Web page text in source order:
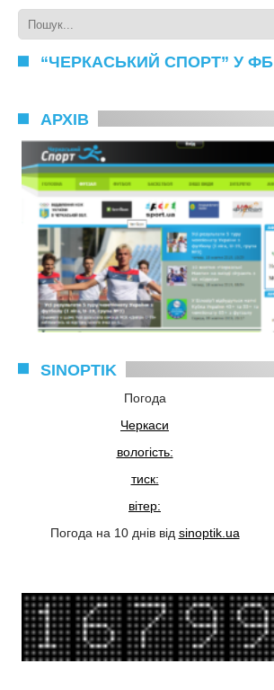
“ЧЕРКАСЬКИЙ СПОРТ” У ФБ
АРХІВ
SINOPTIK
Погода
Черкаси
вологість:
тиск:
вітер:
Погода на 10 днів від sinoptik.ua